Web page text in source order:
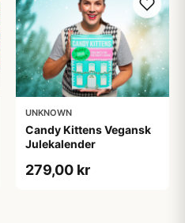
UNKNOWN
Candy Kittens Vegansk
Julekalender
279,00 kr